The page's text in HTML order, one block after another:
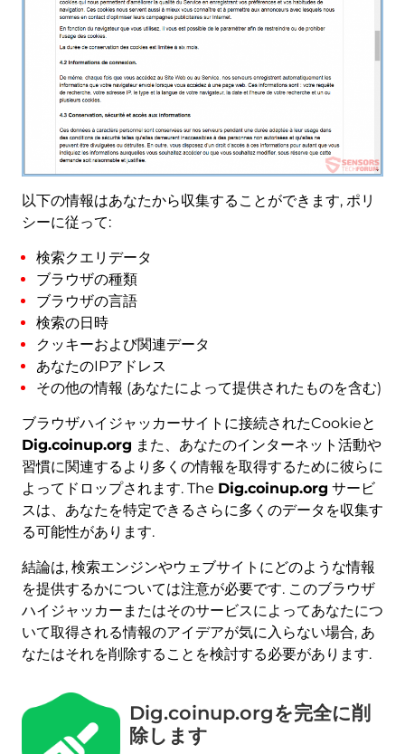
以下の情報はあなたから収集することができます, ポリ
シーに従って:
検索クエリデータ
ブラウザの種類
ブラウザの言語
検索の日時
クッキーおよび関連データ
あなたのIPアドレス
その他の情報 (あなたによって提供されたものを含む)
ブラウザハイジャッカーサイトに接続されたCookieと
Dig.coinup.org また、あなたのインターネット活動や
習慣に関連するより多くの情報を取得するために彼らに
よってドロップされます. The Dig.coinup.org サービ
スは、あなたを特定できるさらに多くのデータを収集す
る可能性があります.
結論は, 検索エンジンやウェブサイトにどのような情報
を提供するかについては注意が必要です. このブラウザ
ハイジャッカーまたはそのサービスによってあなたにつ
いて取得される情報のアイデアが気に入らない場合, あ
なたはそれを削除することを検討する必要があります.
Dig.coinup.orgを完全に削
除します